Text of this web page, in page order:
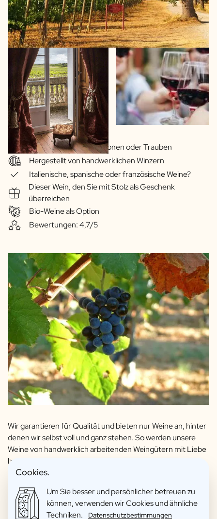
Große Auswahl an Regionen oder Trauben
Hergestellt von handwerklichen Winzern
Italienische, spanische oder französische Weine?
Dieser Wein, den Sie mit Stolz als Geschenk
überreichen
Bio-Weine als Option
Bewertungen: 4,7/5
Wir garantieren für Qualität und bieten nur Weine an, hinter
denen wir selbst voll und ganz stehen. So werden unsere
Weine von handwerklich arbeitenden Weingütern mit Liebe
hergestellt. Bei uns wählen Sie nicht nur Rot- oder
Weißwein, sondern auch Ihre Lieblingstraube und -region.
sind Weine, die wir selbst mit Stolz an Freunde verschenken.
So können Sie sicher sein, dass Ihre personalisierte Flasche
Cookies.
Um Sie besser und persönlicher betreuen zu
können, verwenden wir Cookies und ähnliche
Techniken.
Datenschutzbestimmungen